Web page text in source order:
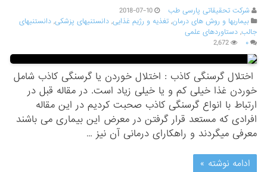
شرکت تحقیقاتی پارسی طب
2018-07-10
بیماریها و روش های درمان,تغذیه و رژیم غذایی,دانستنیهای پزشکی,دانستنیهای
جالب,دستاوردهای علمی
۰
2,672
اختلال گرسنگی کاذب : اختلال خوردن یا گرسنگی کاذب شامل
خوردن غذا خیلی کم و یا خیلی زیاد است. در مقاله قبل در
ارتباط با انواع گرسنگی کاذب صحبت کردیم در این مقاله
افرادی که مستعد قرار گرفتن در معرض این بیماری می باشند
معرفی میگردند و راهکارای درمانی آن نیز …
ادامه نوشته »